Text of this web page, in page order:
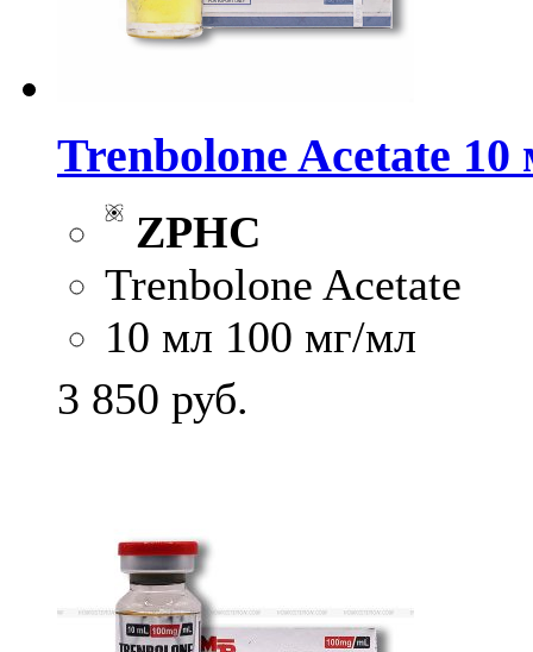
Trenbolone Acetate
ZPHC
Trenbolone Acetate
10 мл 100 мг/мл
3 850 руб.